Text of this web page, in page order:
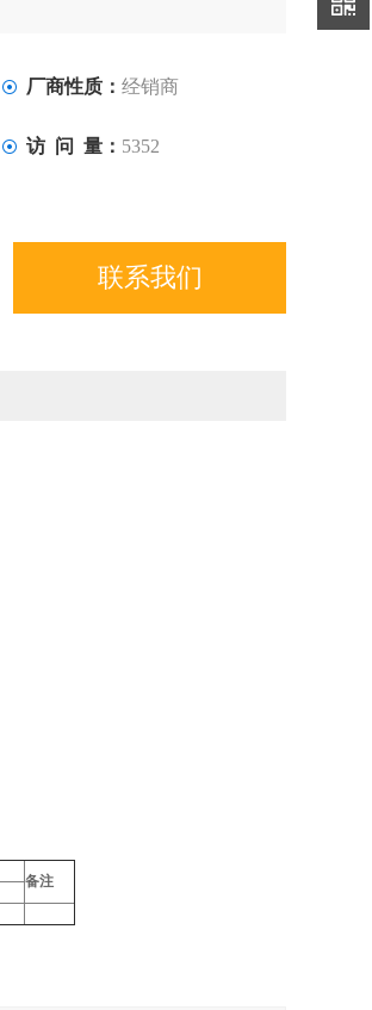
厂商性质： 经销商
访 问 量： 5352
联系我们
备注